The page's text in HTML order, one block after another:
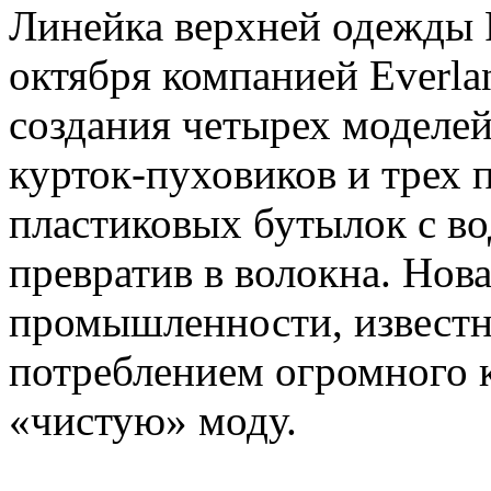
Линейка верхней одежды
октября компанией
создания четырех
курток-пуховиков и трех
пластиковых бутылок с
превратив в волокна.
промышленности,
потреблением огромного
«чистую» моду.